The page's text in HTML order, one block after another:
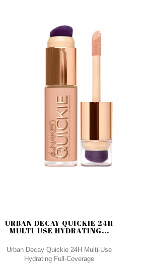
URBAN DECAY QUICKIE 24H
MULTI-USE HYDRATING...
Urban Decay Quickie 24H Multi-Use
Hydrating Full-Coverage